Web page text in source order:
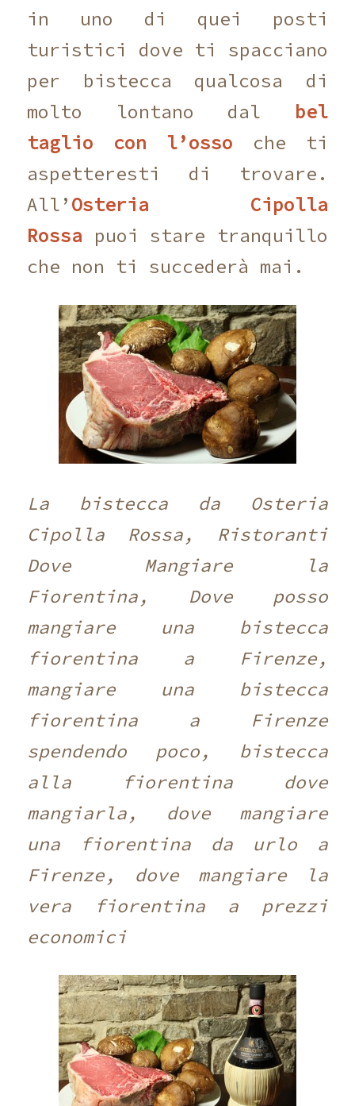
in uno di quei posti
turistici dove ti spacciano
per bistecca qualcosa di
molto lontano dal bel
taglio con l’osso che ti
aspetteresti di trovare.
All’ Osteria Cipolla
Rossa puoi stare tranquillo
che non ti succederà mai.
La bistecca da Osteria
Cipolla Rossa, Ristoranti
Dove Mangiare la
Fiorentina, Dove posso
mangiare una bistecca
fiorentina a Firenze,
mangiare una bistecca
fiorentina a Firenze
spendendo poco, bistecca
alla fiorentina dove
mangiarla, dove mangiare
una fiorentina da urlo a
Firenze, dove mangiare la
vera fiorentina a prezzi
economici